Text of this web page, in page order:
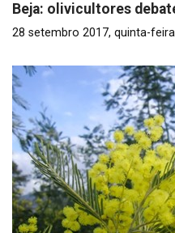
Beja: olivicultores
28 setembro 2017, quinta-feira